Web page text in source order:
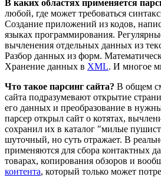
В каких областях применяется
любой, где может требоваться
Создание приложений из кодов,
языках программирования.
вычленения отдельных данных из
Разбор данных из форм.
Хранение данных в XML. И многое
Что такое парсинг сайта? В общем
сайта подразумевают открытие
его данных и преобразование в
парсер открыл сайт о котятах,
сохранил их в каталог "милые
шуточный, но суть отражает. В
применяются для сбора контактных
товарах, копирования обзоров и
контента, который только может